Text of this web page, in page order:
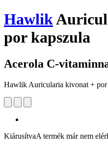
Hawlik
por kapszula
Acerola C-
Hawlik Auricularia kivonat + por
KiárusítvaA termék már nem